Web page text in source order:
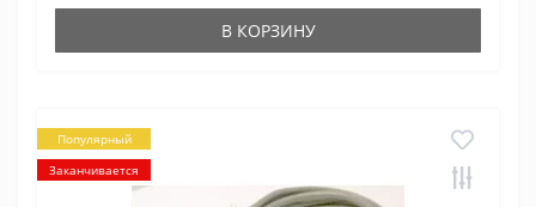
В КОРЗИНУ
Популярный
Заканчивается